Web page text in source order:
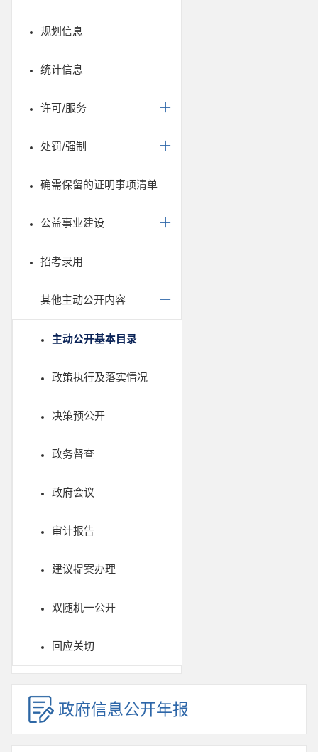
规划信息
统计信息
许可/服务
处罚/强制
确需保留的证明事项清单
公益事业建设
招考录用
其他主动公开内容
主动公开基本目录
政策执行及落实情况
决策预公开
政务督查
政府会议
审计报告
建议提案办理
双随机一公开
回应关切
政府信息公开年报